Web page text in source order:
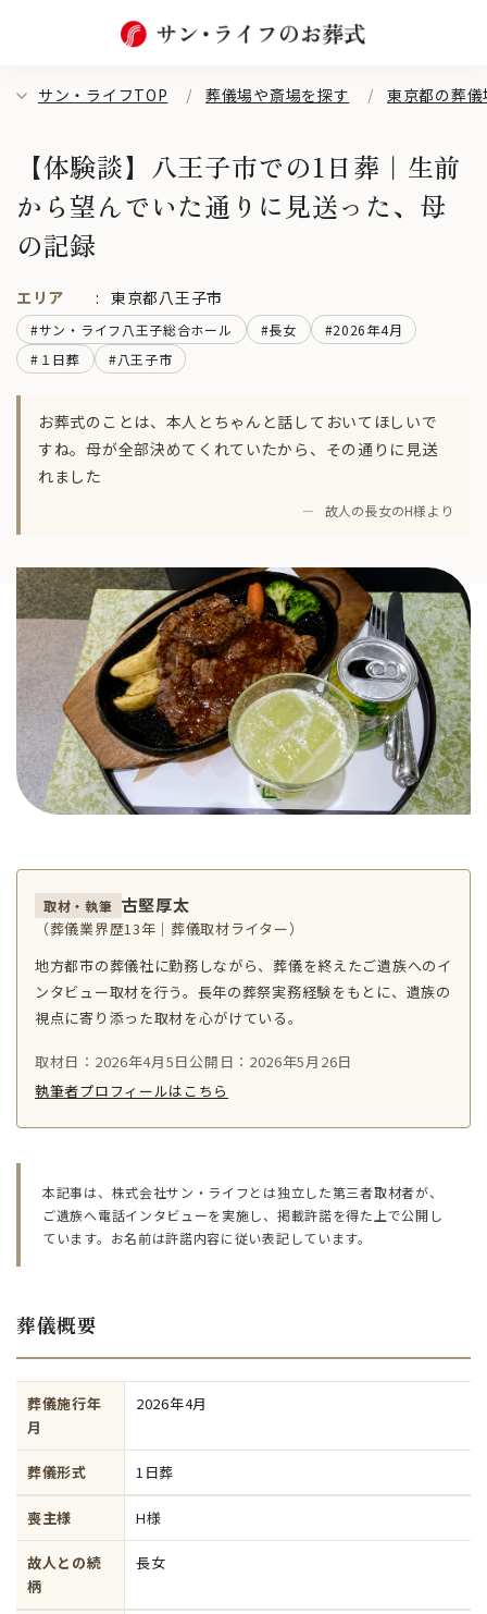
サン・ライフTOP 葬儀場や斎場を探す 東京都の葬
【体験談】八王子市での1日葬｜生前
から望んでいた通りに見送った、母
の記録
エリア 東京都八王子市
#サン・ライフ八王子総合ホール #長女
#2026年4月
#１日葬
#八王子市
お葬式のことは、本人とちゃんと話しておいてほしいで
すね。母が全部決めてくれていたから、その通りに見送
れました
－ 故人の長女のH様より
取材・執筆 古堅厚太
（葬儀業界歴13年｜葬儀取材ライター）
地方都市の葬儀社に勤務しながら、葬儀を終えたご遺族へのイ
ンタビュー取材を行う。長年の葬祭実務経験をもとに、遺族の
視点に寄り添った取材を心がけている。
取材日：2026年4月5日公開日：2026年5月26日
執筆者プロフィールはこちら
本記事は、株式会社サン・ライフとは独立した第三者取材者が、
ご遺族へ電話インタビューを実施し、掲載許諾を得た上で公開し
ています。お名前は許諾内容に従い表記しています。
葬儀概要
葬儀施行年
月
2026年4月
葬儀形式 1日葬
喪主様 H様
故人との続
柄
長女